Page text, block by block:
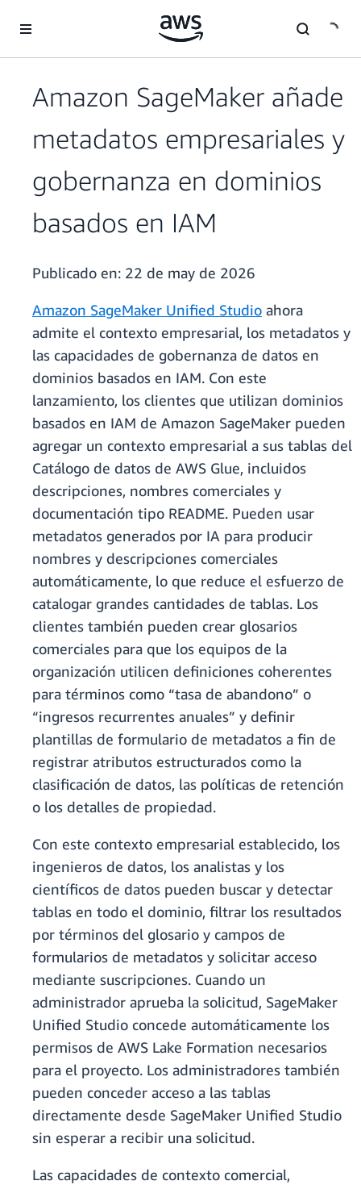
Amazon SageMaker añade
metadatos empresariales y
gobernanza en dominios
basados en IAM
Publicado en: 22 de may de 2026
Amazon SageMaker Unified Studio ahora
admite el contexto empresarial, los metadatos y
las capacidades de gobernanza de datos en
dominios basados en IAM. Con este
lanzamiento, los clientes que utilizan dominios
basados en IAM de Amazon SageMaker pueden
agregar un contexto empresarial a sus tablas del
Catálogo de datos de AWS Glue, incluidos
descripciones, nombres comerciales y
documentación tipo README. Pueden usar
metadatos generados por IA para producir
nombres y descripciones comerciales
automáticamente, lo que reduce el esfuerzo de
catalogar grandes cantidades de tablas. Los
clientes también pueden crear glosarios
comerciales para que los equipos de la
organización utilicen definiciones coherentes
para términos como “tasa de abandono” o
“ingresos recurrentes anuales” y definir
plantillas de formulario de metadatos a fin de
registrar atributos estructurados como la
clasificación de datos, las políticas de retención
o los detalles de propiedad.
Con este contexto empresarial establecido, los
ingenieros de datos, los analistas y los
científicos de datos pueden buscar y detectar
tablas en todo el dominio, filtrar los resultados
por términos del glosario y campos de
formularios de metadatos y solicitar acceso
mediante suscripciones. Cuando un
administrador aprueba la solicitud, SageMaker
Unified Studio concede automáticamente los
permisos de AWS Lake Formation necesarios
para el proyecto. Los administradores también
pueden conceder acceso a las tablas
directamente desde SageMaker Unified Studio
sin esperar a recibir una solicitud.
Las capacidades de contexto comercial,